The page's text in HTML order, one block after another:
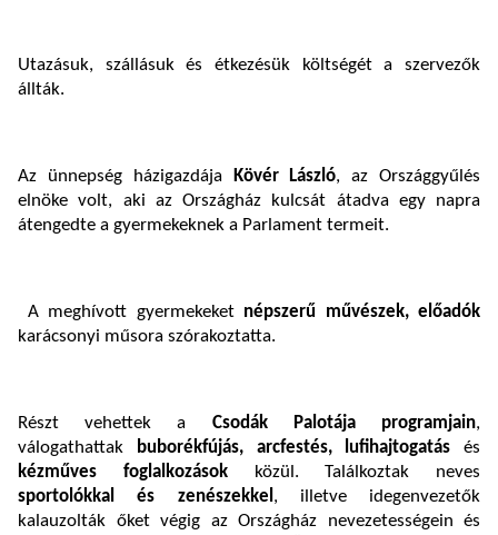
Utazásuk, szállásuk és étkezésük költségét a szervezők
állták.
Az ünnepség házigazdája Kövér László, az Országgyűlés
elnöke volt, aki az Országház kulcsát átadva egy napra
átengedte a gyermekeknek a Parlament termeit.
A meghívott gyermekeket népszerű művészek, előadók
karácsonyi műsora szórakoztatta.
Részt vehettek a Csodák Palotája programjain,
válogathattak
buborékfújás, arcfestés, lufihajtogatás és
kézműves foglalkozásokközül. Találkoztak neves
sportolókkal és zenészekkel , illetve idegenvezetők
kalauzolták őket végig az Országház nevezetességein és